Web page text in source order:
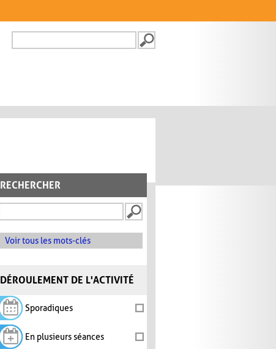
FORMULAIRE DE
RECHERCHER
Voir tous les mots-clés
DÉROULEMENT DE L'ACTIVITÉ
Sporadiques
En plusieurs séances